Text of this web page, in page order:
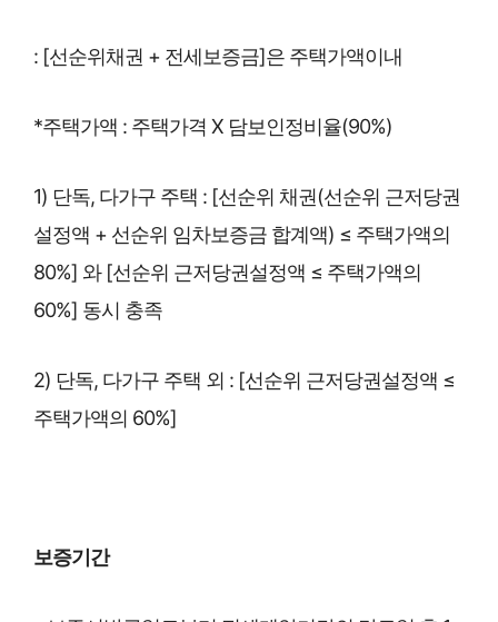
: [선순위채권 + 전세보증금]은 주택가액이내
*주택가액 : 주택가격 X 담보인정비율(90%)
1) 단독, 다가구 주택 : [선순위 채권(선순위 근저당권
설정액 + 선순위 임차보증금 합계액) ≤ 주택가액의
80%] 와 [선순위 근저당권설정액 ≤ 주택가액의
60%] 동시 충족
2) 단독, 다가구 주택 외 : [선순위 근저당권설정액 ≤
주택가액의 60%]
보증기간